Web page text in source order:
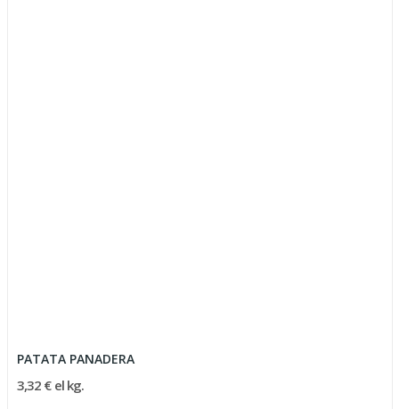
PATATA PANADERA
3,32 € el kg.